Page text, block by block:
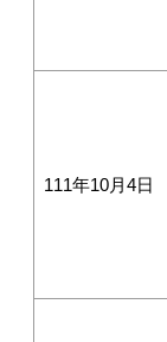
111年10月4日